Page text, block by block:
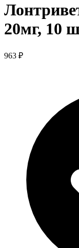
20мг, 10
963 ₽